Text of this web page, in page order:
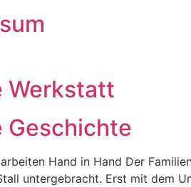
Werkstatt
Geschichte
Hand in Hand Der
untergebracht. Erst mit dem